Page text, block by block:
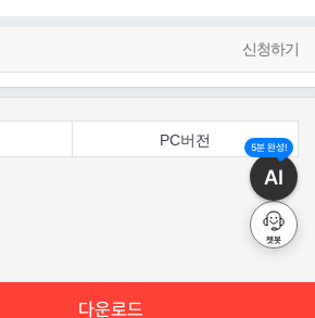
신청하기
다운로드
PC버전 5분 완성!
AI
챗봇